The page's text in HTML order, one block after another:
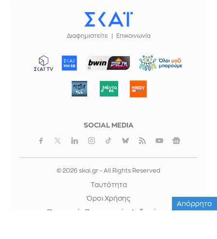
Διαφημιστείτε Επικοινωνία
ΜΠΟΡΟΥΜΕ
SOCIAL MEDIA
© 2026 skai.gr - All Rights Reserved
Ταυτότητα
Όροι Χρήσης
Προστασία Προσωπικών Δεδομένων
Απόρρητο